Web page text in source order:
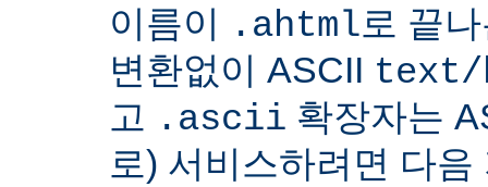
이름이 .ahtml로 끝
변환없이 ASCII text/
고 .ascii 확장자는
로) 서비스하려면 다